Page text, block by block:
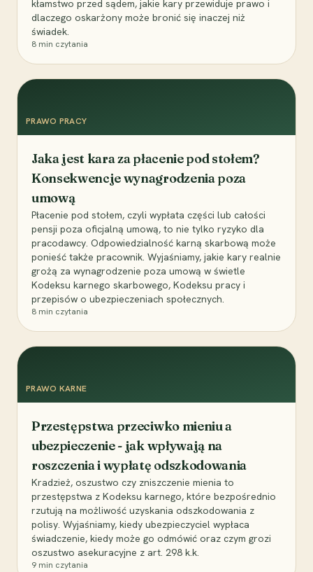
kłamstwo przed sądem, jakie kary przewiduje prawo i
dlaczego oskarżony może bronić się inaczej niż
świadek.
8 min czytania
PRAWO PRACY
Jaka jest kara za płacenie pod stołem?
Konsekwencje wynagrodzenia poza
umową
Płacenie pod stołem, czyli wypłata części lub całości
pensji poza oficjalną umową, to nie tylko ryzyko dla
pracodawcy. Odpowiedzialność karną skarbową może
ponieść także pracownik. Wyjaśniamy, jakie kary realnie
grożą za wynagrodzenie poza umową w świetle
Kodeksu karnego skarbowego, Kodeksu pracy i
przepisów o ubezpieczeniach społecznych.
8 min czytania
PRAWO KARNE
Przestępstwa przeciwko mieniu a
ubezpieczenie - jak wpływają na
roszczenia i wypłatę odszkodowania
Kradzież, oszustwo czy zniszczenie mienia to
przestępstwa z Kodeksu karnego, które bezpośrednio
rzutują na możliwość uzyskania odszkodowania z
polisy. Wyjaśniamy, kiedy ubezpieczyciel wypłaca
świadczenie, kiedy może go odmówić oraz czym grozi
oszustwo asekuracyjne z art. 298 k.k.
9 min czytania